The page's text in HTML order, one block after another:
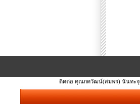
ติดต่อ คุณภควัฒน์(สมพร) นันทะจุร